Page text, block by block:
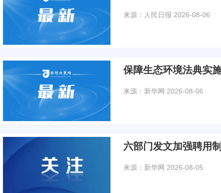
来源：人民日报 2026-08-06
保障生态环境法典实
来源：新华网 2026-08-06
六部门发文加强聘用
来源：新华网 2026-08-05